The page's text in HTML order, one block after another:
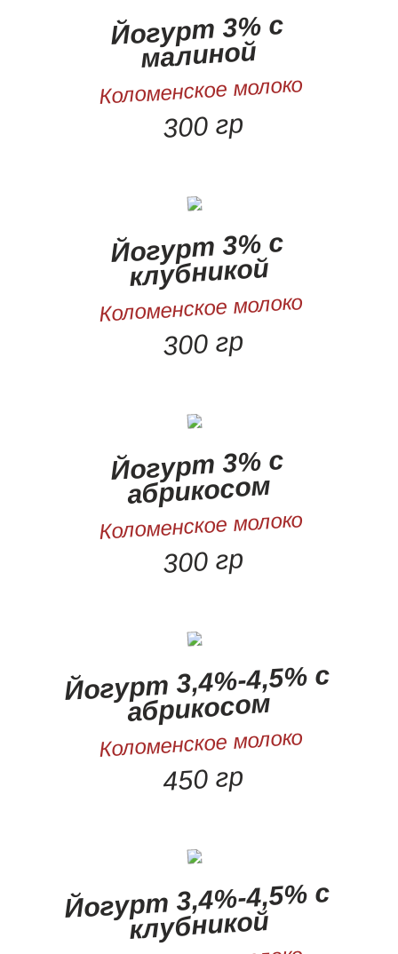
Йогурт 3% с
малиной
Коломенское молоко
300 гр
Йогурт 3% с
клубникой
Коломенское молоко
300 гр
Йогурт 3% с
абрикосом
Коломенское молоко
300 гр
Йогурт 3,4%-4,5% с
абрикосом
Коломенское молоко
450 гр
Йогурт 3,4%-4,5% с
клубникой